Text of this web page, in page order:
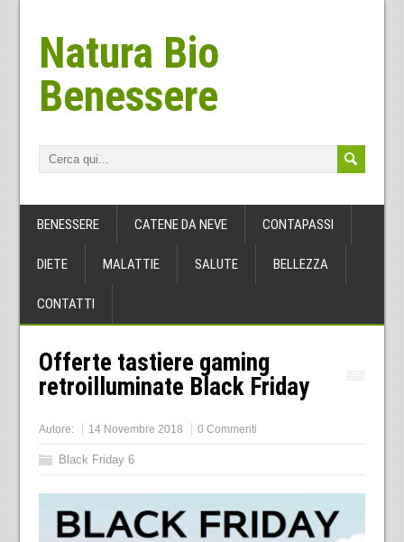
Natura Bio
Benessere
BENESSERE CATENE DA NEVE CONTAPASSI
DIETE MALATTIE SALUTE BELLEZZA
CONTATTI
Offerte tastiere gaming
retroilluminate Black Friday
Autore: 14 Novembre 2018 0 Commenti
Black Friday 6